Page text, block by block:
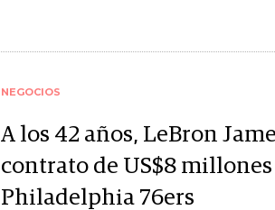
NEGOCIOS
A los 42 años, LeBron
contrato de US$8
Philadelphia 76ers